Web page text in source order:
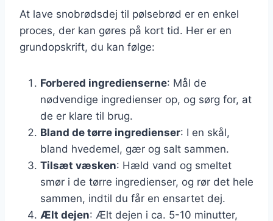
At lave snobrødsdej til pølsebrød er en enkel
proces, der kan gøres på kort tid. Her er en
grundopskrift, du kan følge:
Forbered ingredienserne: Mål de
nødvendige ingredienser op, og sørg for, at
de er klare til brug.
Bland de tørre ingredienser: I en skål,
bland hvedemel, gær og salt sammen.
Tilsæt væsken: Hæld vand og smeltet
smør i de tørre ingredienser, og rør det hele
sammen, indtil du får en ensartet dej.
Ælt dejen: Ælt dejen i ca. 5-10 minutter,